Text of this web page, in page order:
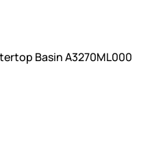
Basin A3270ML000